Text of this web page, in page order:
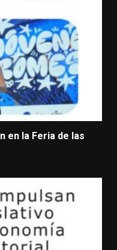
en la Feria de las